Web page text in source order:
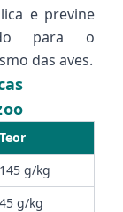
e previne
para o
das aves.
Teor
145 g/kg
45 g/kg